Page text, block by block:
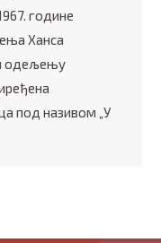
године
Ханса
одељењу
под називом „У